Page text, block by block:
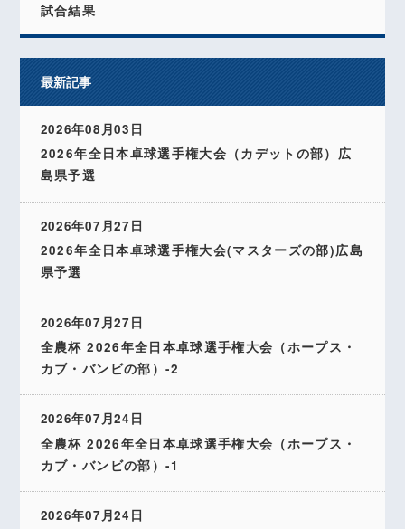
試合結果
最新記事
2026年08月03日
2026年全日本卓球選手権大会（カデットの部）広
島県予選
2026年07月27日
2026年全日本卓球選手権大会(マスターズの部)広島
県予選
2026年07月27日
全農杯 2026年全日本卓球選手権大会（ホープス・
カブ・バンビの部）-2
2026年07月24日
全農杯 2026年全日本卓球選手権大会（ホープス・
カブ・バンビの部）-1
2026年07月24日